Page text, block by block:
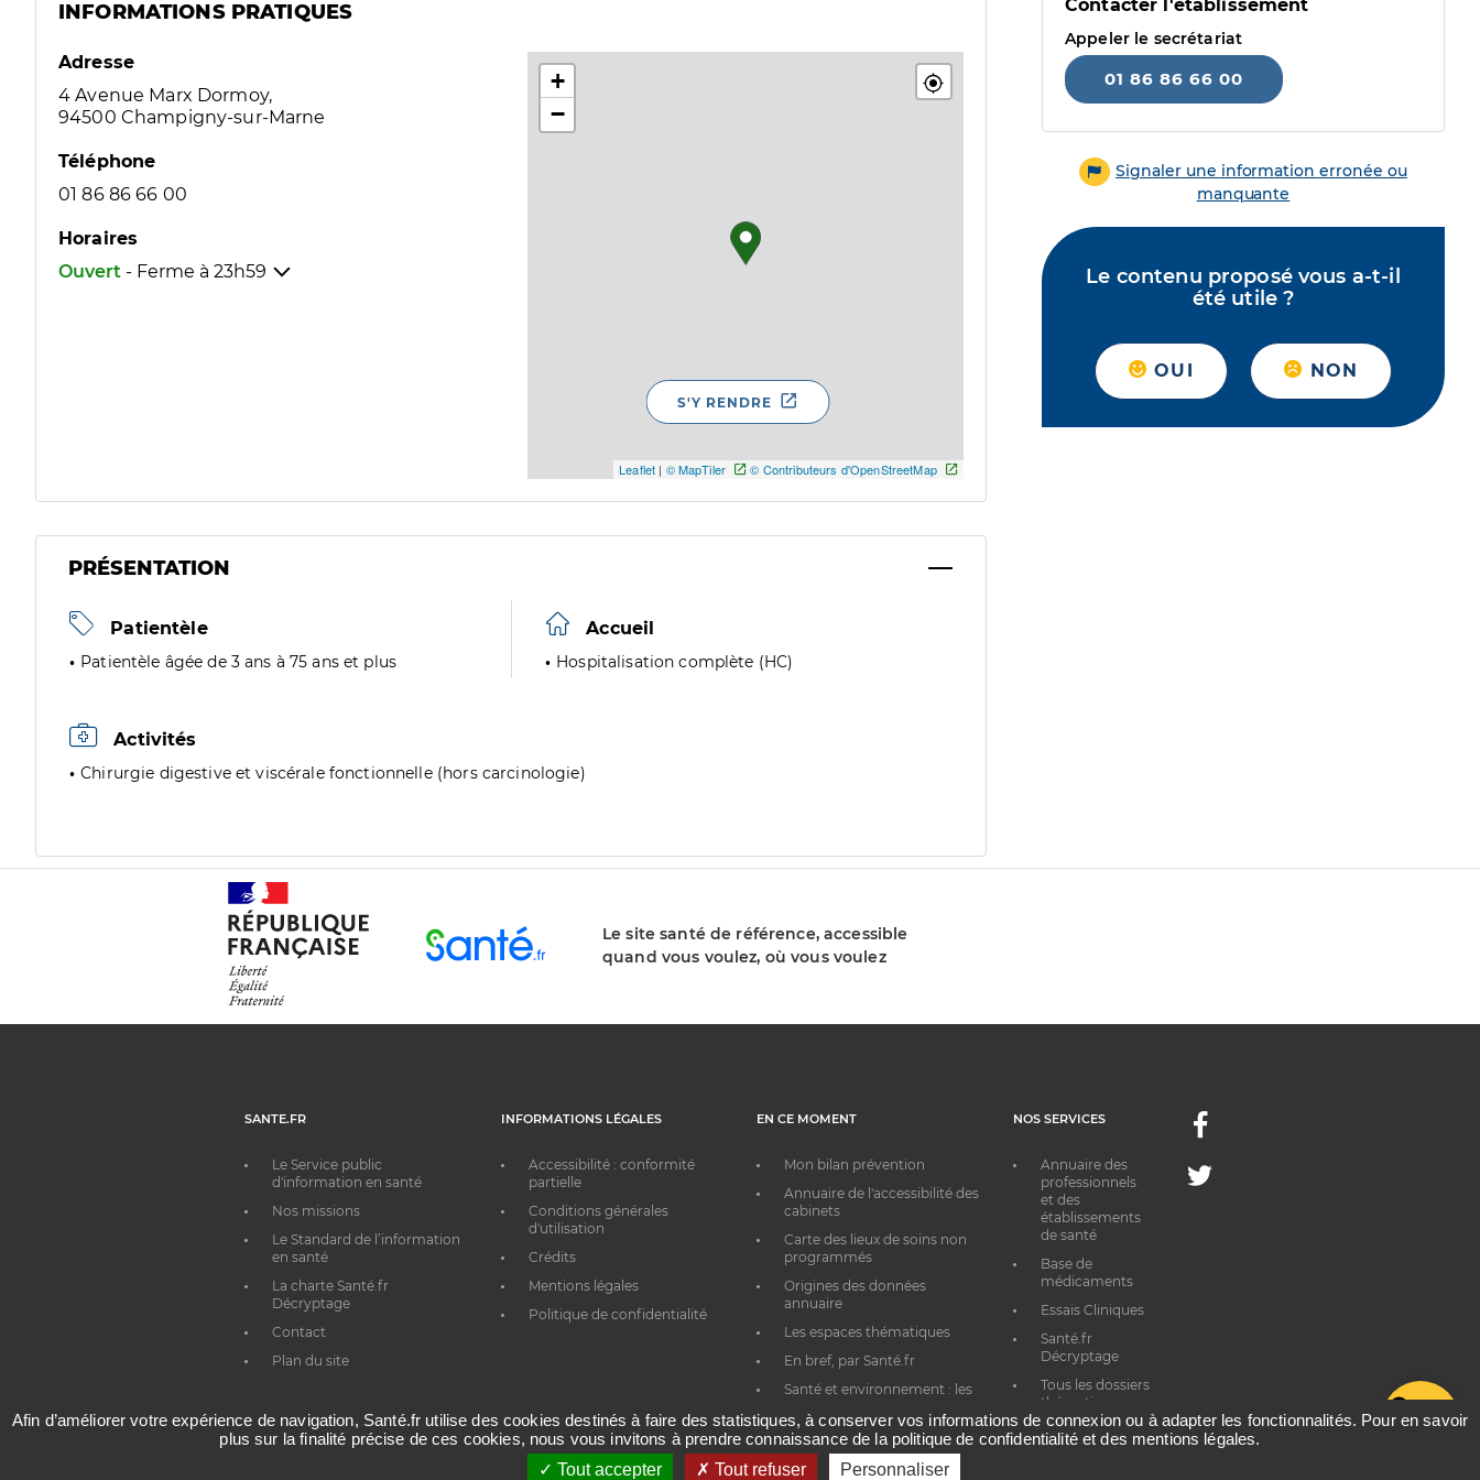
INFORMATIONS PRATIQUES
Adresse
4 Avenue Marx Dormoy,
94500 Champigny-sur-Marne
Téléphone
01 86 86 66 00
Horaires
Ouvert - Ferme à 23h59
+
−
Leaflet | © MapTiler © Contributeurs d'OpenStreetMap
S'Y RENDRE
PRÉSENTATION
Patientèle
Patientèle âgée de 3 ans à 75 ans et plus
Accueil
Hospitalisation complète (HC)
Activités
Chirurgie digestive et viscérale fonctionnelle (hors carcinologie)
Contacter l'établissement
Appeler le secrétariat
01 86 86 66 00
Signaler une information erronée ou
manquante
Le contenu proposé vous a-t-il
été utile ?
OUI NON
Le site santé de référence, accessible
quand vous voulez, où vous voulez
SANTE.FR
Le Service public
d'information en santé
Nos missions
Le Standard de l’information
en santé
La charte Santé.fr
Décryptage
Contact
Plan du site
INFORMATIONS LÉGALES
Accessibilité : conformité
partielle
Conditions générales
d'utilisation
Crédits
Mentions légales
Politique de confidentialité
EN CE MOMENT
Mon bilan prévention
Annuaire de l'accessibilité des
cabinets
Carte des lieux de soins non
programmés
Origines des données
annuaire
Les espaces thématiques
En bref, par Santé.fr
Santé et environnement : les
NOS SERVICES
Annuaire des
professionnels
et des
établissements
de santé
Base de
médicaments
Essais Cliniques
Santé.fr
Décryptage
Tous les dossiers
thématiques
Facebook
Twitter
Afin d’améliorer votre expérience de navigation, Santé.fr utilise des cookies destinés à faire des statistiques, à conserver vos informations de connexion ou à adapter les fonctionnalités. Pour en savoir
plus sur la finalité précise de ces cookies, nous vous invitons à prendre connaissance de la politique de confidentialité et des mentions légales.
Tout accepter
Tout refuser Personnaliser